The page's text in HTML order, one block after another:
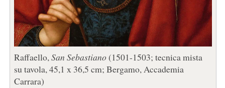
Raffaello,San Sebastiano(1501-1503; tecnica mista
su tavola, 45,1 x 36,5 cm; Bergamo, Accademia
Carrara)